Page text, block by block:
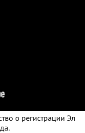
о регистрации Эл